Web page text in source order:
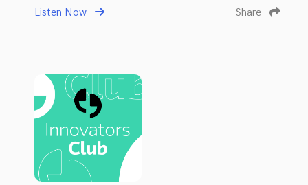
Listen Now
Share